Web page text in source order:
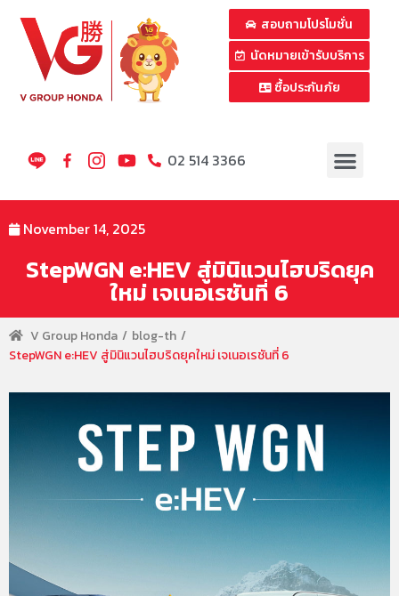
สอบถามโปรโมชั่น
นัดหมายเข้ารับบริการ
ซื้อประกันภัย
02 514 3366
November 14, 2025
StepWGN e:HEV สู่มินิแวนไฮบริดยุค
ใหม่ เจเนอเรชันที่ 6
V Group Honda
blog-th
StepWGN e:HEV สู่มินิแวนไฮบริดยุคใหม่ เจเนอเรชันที่ 6